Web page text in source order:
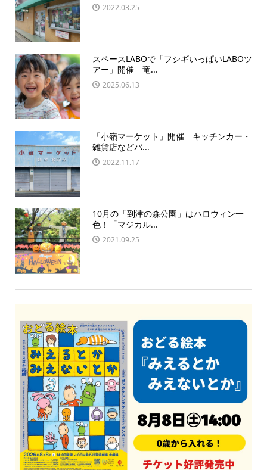
2022.03.25
スペースLABOで「フシギいっぱいLABOツ
アー」開催 竜...
2025.06.13
「小嶺マーケット」開催 キッチンカー・
雑貨店などバ...
2022.11.17
10月の「到津の森公園」はハロウィン一
色！「マジカル...
2021.09.25